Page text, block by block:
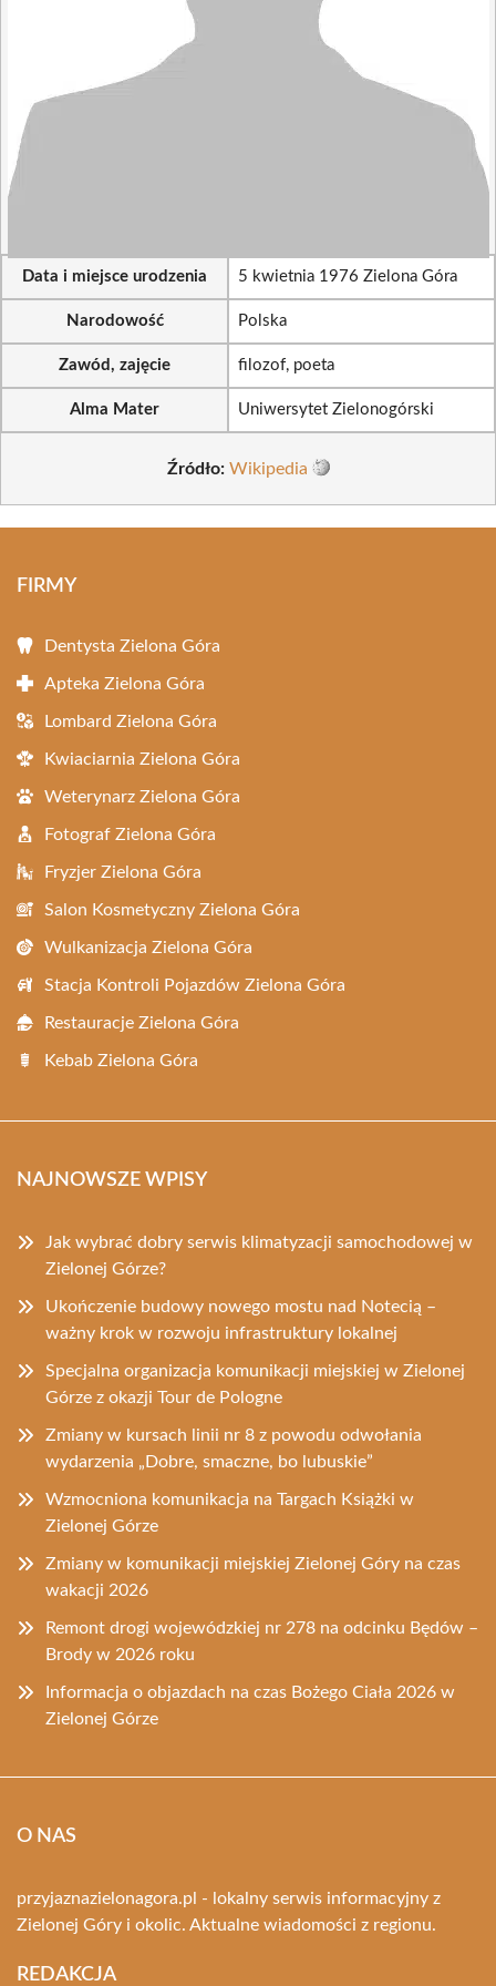
Data i miejsce urodzenia 5 kwietnia 1976 Zielona Góra
Narodowość Polska
Zawód, zajęcie filozof, poeta
Alma Mater Uniwersytet Zielonogórski
Źródło: Wikipedia
FIRMY
Dentysta Zielona Góra
Apteka Zielona Góra
Lombard Zielona Góra
Kwiaciarnia Zielona Góra
Weterynarz Zielona Góra
Fotograf Zielona Góra
Fryzjer Zielona Góra
Salon Kosmetyczny Zielona Góra
Wulkanizacja Zielona Góra
Stacja Kontroli Pojazdów Zielona Góra
Restauracje Zielona Góra
Kebab Zielona Góra
NAJNOWSZE WPISY
Jak wybrać dobry serwis klimatyzacji samochodowej w
Zielonej Górze?
Ukończenie budowy nowego mostu nad Notecią –
ważny krok w rozwoju infrastruktury lokalnej
Specjalna organizacja komunikacji miejskiej w Zielonej
Górze z okazji Tour de Pologne
Zmiany w kursach linii nr 8 z powodu odwołania
wydarzenia „Dobre, smaczne, bo lubuskie”
Wzmocniona komunikacja na Targach Książki w
Zielonej Górze
Zmiany w komunikacji miejskiej Zielonej Góry na czas
wakacji 2026
Remont drogi wojewódzkiej nr 278 na odcinku Będów –
Brody w 2026 roku
Informacja o objazdach na czas Bożego Ciała 2026 w
Zielonej Górze
O NAS
przyjaznazielonagora.pl - lokalny serwis informacyjny z
Zielonej Góry i okolic. Aktualne wiadomości z regionu.
REDAKCJA